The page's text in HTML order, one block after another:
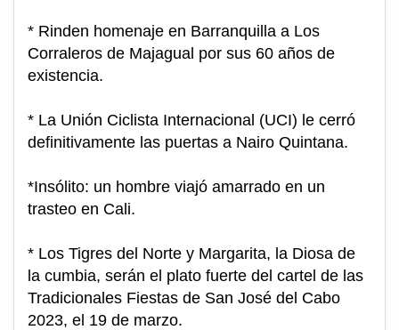
* Rinden homenaje en Barranquilla a Los
Corraleros de Majagual por sus 60 años de
existencia.
* La Unión Ciclista Internacional (UCI) le cerró
definitivamente las puertas a Nairo Quintana.
*Insólito: un hombre viajó amarrado en un
trasteo en Cali.
* Los Tigres del Norte y Margarita, la Diosa de
la cumbia, serán el plato fuerte del cartel de las
Tradicionales Fiestas de San José del Cabo
2023, el 19 de marzo.